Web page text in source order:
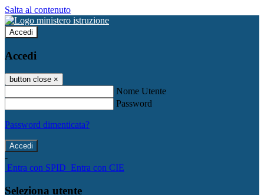
Salta al contenuto
Accedi
Accedi
button close ×
Nome Utente
Password
Password dimenticata?
-
Entra con SPID Entra con CIE
Seleziona utente